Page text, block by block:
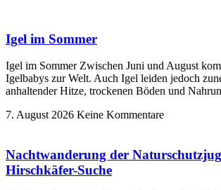
Igel im Sommer
Igel im Sommer Zwischen Juni und August
Igelbabys zur Welt. Auch Igel leiden jedoch
anhaltender Hitze, trockenen Böden und
7. August 2026 Keine Kommentare
Nachtwanderung der
Hirschkäfer-Suche